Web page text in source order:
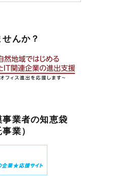
んか？
業者の知恵袋
業）